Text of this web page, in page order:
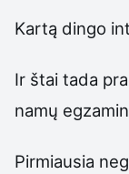
Kartą dingo
Ir štai tada
namų
Pirmiausia